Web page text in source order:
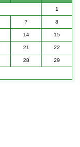
1
7 8
14 15
21 22
28 29